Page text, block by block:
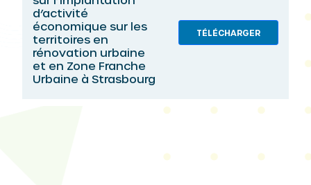
d’activité
économique sur les
territoires en
rénovation urbaine
et en Zone Franche
Urbaine à Strasbourg
TÉLÉCHARGER